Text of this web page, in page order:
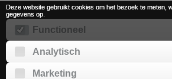
Deze website gebruikt cookies om het bezoek te meten,
gegevens op.
Functioneel
Analytisch
Marketing